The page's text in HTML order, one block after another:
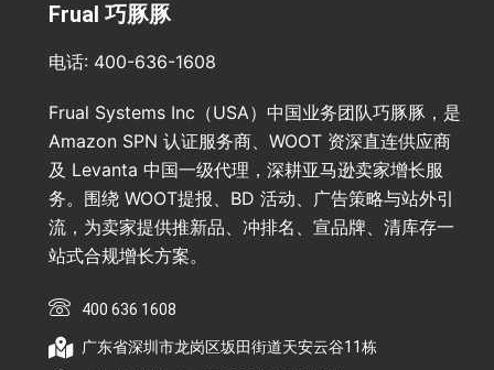
Frual 巧豚豚
电话: 400-636-1608
Frual Systems Inc（USA）中国业务团队巧豚豚，是
Amazon SPN 认证服务商、WOOT 资深直连供应商
及 Levanta 中国一级代理，深耕亚马逊卖家增长服
务。围绕 WOOT提报、BD 活动、广告策略与站外引
流，为卖家提供推新品、冲排名、宣品牌、清库存一
站式合规增长方案。
400 636 1608
广东省深圳市龙岗区坂田街道天安云谷11栋